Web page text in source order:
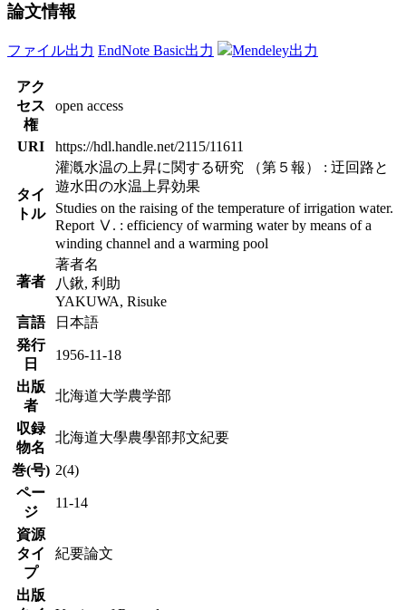
論文情報
ファイル出力 EndNote Basic出力 Mendeley出力
アク
セス
権
open access
URI https://hdl.handle.net/2115/11611
タイ
トル
灌漑水温の上昇に関する研究 （第５報） : 迂回路と
遊水田の水温上昇効果
Studies on the raising of the temperature of irrigation water.
Report Ⅴ. : efficiency of warming water by means of a
winding channel and a warming pool
著者
著者名
八鍬, 利助
YAKUWA, Risuke
言語
日本語
発行
日
1956-11-18
出版
者
北海道大学農学部
収録
物名
北海道大學農學部邦文紀要
巻(号) 2(4)
ペー
ジ
11-14
資源
タイ
プ
紀要論文
出版